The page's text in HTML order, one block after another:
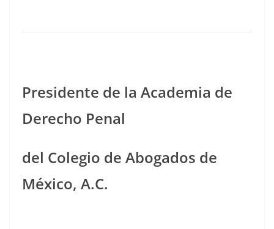
Presidente de la Academia de
Derecho Penal
del Colegio de Abogados de
México, A.C.